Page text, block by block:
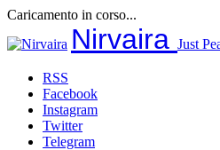
Caricamento in corso...
al
Nirvaira Just
RSS
Facebook
Instagram
Twitter
Telegram